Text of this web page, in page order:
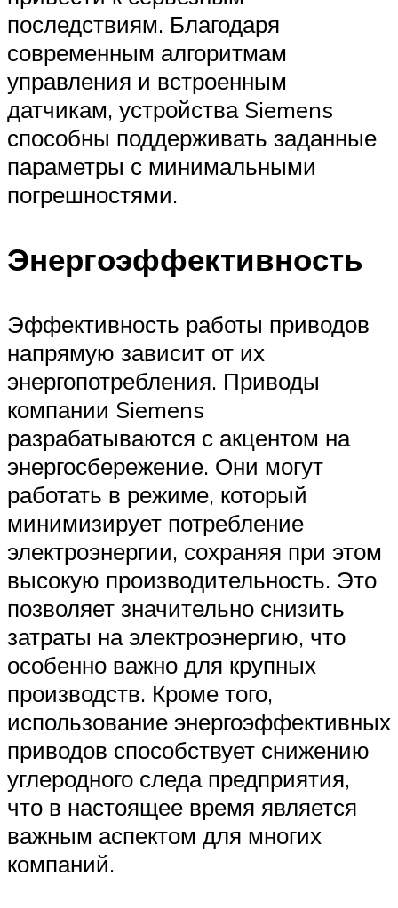
последствиям. Благодаря
современным алгоритмам
управления и встроенным
датчикам, устройства Siemens
способны поддерживать заданные
параметры с минимальными
погрешностями.
Энергоэффективность
Эффективность работы приводов
напрямую зависит от их
энергопотребления. Приводы
компании Siemens
разрабатываются с акцентом на
энергосбережение. Они могут
работать в режиме, который
минимизирует потребление
электроэнергии, сохраняя при этом
высокую производительность. Это
позволяет значительно снизить
затраты на электроэнергию, что
особенно важно для крупных
производств. Кроме того,
использование энергоэффективных
приводов способствует снижению
углеродного следа предприятия,
что в настоящее время является
важным аспектом для многих
компаний.